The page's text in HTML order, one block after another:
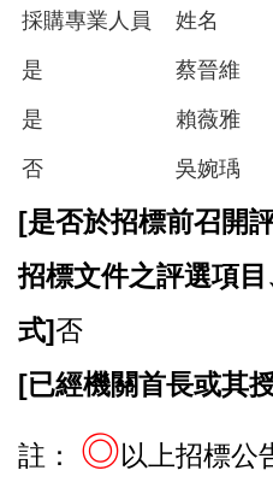
採購專業人員 姓名
是 蔡晉維
是 賴薇雅
否 吳婉瑀
[是否於招標前召開
招標文件之評選項
式]否
[已經機關首長或其
註： ◎以上招標公